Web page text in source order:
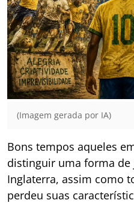
(Imagem gerada por IA)
Bons tempos aqueles
distinguir uma forma de
Inglaterra, assim como
perdeu suas